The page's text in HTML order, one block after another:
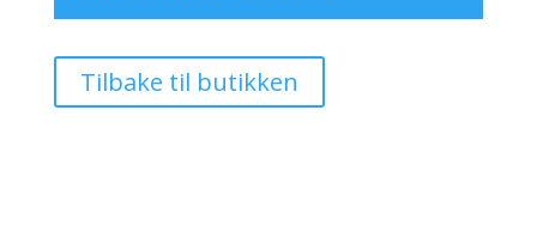
Tilbake til butikken